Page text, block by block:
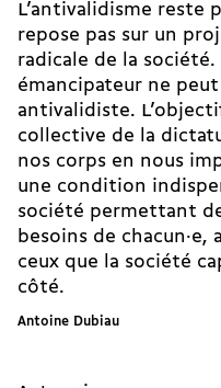
L’antivalidisme reste
repose pas sur un
radicale de la société.
émancipateur ne
antivalidiste.
collec­tive de la
nos corps en nous
une condition
société permettant
besoins de chacun·e,
ceux que la société
côté.
Antoine Dubiau